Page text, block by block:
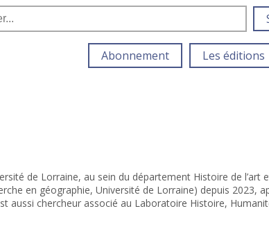
Abonnement Les éditions
de Lorraine, au sein du département Histoire de l’art
en géographie, Université de Lorraine) depuis 2023,
aussi chercheur associé au Laboratoire Histoire,